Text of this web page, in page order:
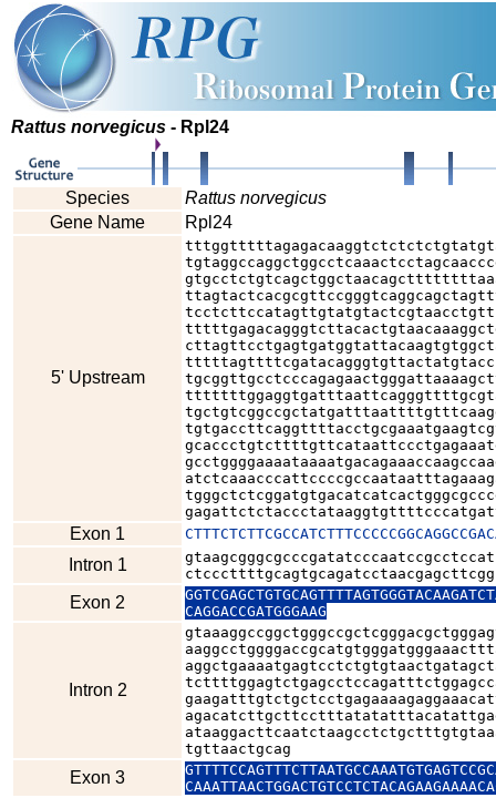
Rattus norvegicus - Rpl24
Species
Rattus norvegicus
Gene Name
Rpl24
5' Upstream
Exon 1
Intron 1
Exon 2
CAGGACCGATGGGAAG
Intron 2
tgttaactgcag
Exon 3